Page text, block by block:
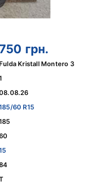
750 грн.
Fulda Kristall Montero 3
60 R15